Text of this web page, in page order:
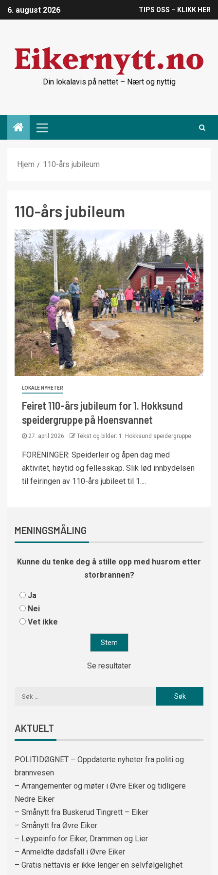
6. august 2026 TIPS OSS – KLIKK HER
Din lokalavis på nettet – Nært og nyttig
Hjem 110-års jubileum
110-års jubileum
LOKALE NYHETER
Feiret 110-års jubileum for 1. Hokksund
speidergruppe på Hoensvannet
27. april 2026 Tekst og bilder: 1. Hokksund speidergruppe
FORENINGER: Speiderleir og åpen dag med
aktivitet, høytid og fellesskap. Slik lød innbydelsen
til feiringen av 110-års jubileet til 1....
MENINGSMÅLING
Kunne du tenke deg å stille opp med husrom etter
storbrannen?
Ja
Nei
Vet ikke
Se resultater
AKTUELT
POLITIDØGNET – Oppdaterte nyheter fra politi og
brannvesen
– Arrangementer og møter i Øvre Eiker og tidligere
Nedre Eiker
– Smånytt fra Buskerud Tingrett – Eiker
– Smånytt fra Øvre Eiker
– Løypeinfo for Eiker, Drammen og Lier
– Anmeldte dødsfall i Øvre Eiker
– Gratis nettavis er ikke lenger en selvfølgelighet